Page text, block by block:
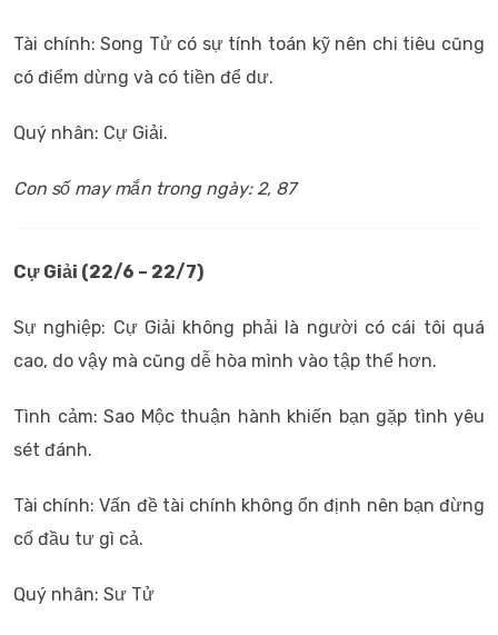
Tài chính: Song Tử có sự tính toán kỹ nên chi tiêu cũng
có điểm dừng và có tiền để dư.
Quý nhân: Cự Giải.
Con số may mắn trong ngày: 2, 87
Cự Giải (22/6 – 22/7)
Sự nghiệp: Cự Giải không phải là người có cái tôi quá
cao, do vậy mà cũng dễ hòa mình vào tập thể hơn.
Tình cảm: Sao Mộc thuận hành khiến bạn gặp tình yêu
sét đánh.
Tài chính: Vấn đề tài chính không ổn định nên bạn đừng
cố đầu tư gì cả.
Quý nhân: Sư Tử